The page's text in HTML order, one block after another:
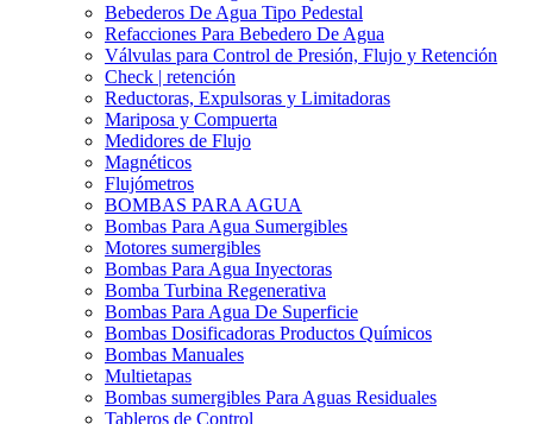
Bebederos De Agua Tipo Pedestal
Refacciones Para Bebedero De Agua
Válvulas para Control de Presión, Flujo y Retención
Check | retención
Reductoras, Expulsoras y Limitadoras
Mariposa y Compuerta
Medidores de Flujo
Magnéticos
Flujómetros
BOMBAS PARA AGUA
Bombas Para Agua Sumergibles
Motores sumergibles
Bombas Para Agua Inyectoras
Bomba Turbina Regenerativa
Bombas Para Agua De Superficie
Bombas Dosificadoras Productos Químicos
Bombas Manuales
Multietapas
Bombas sumergibles Para Aguas Residuales
Tableros de Control